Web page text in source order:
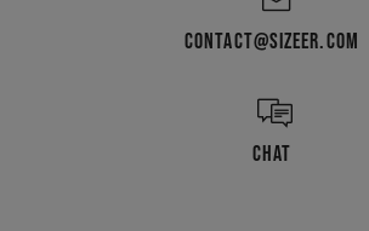
CONTACT@SIZEER.COM
CHAT